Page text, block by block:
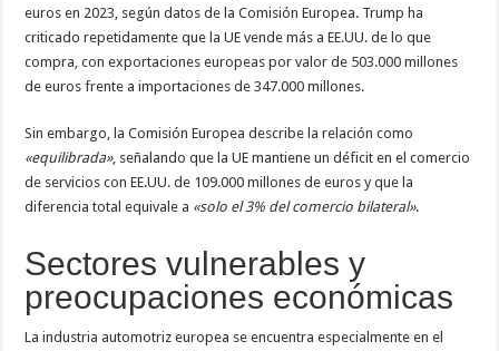
euros en 2023, según datos de la Comisión Europea. Trump ha
criticado repetidamente que la UE vende más a EE.UU. de lo que
compra, con exportaciones europeas por valor de 503.000 millones
de euros frente a importaciones de 347.000 millones.
Sin embargo, la Comisión Europea describe la relación como
«equilibrada», señalando que la UE mantiene un déficit en el comercio
de servicios con EE.UU. de 109.000 millones de euros y que la
diferencia total equivale a «solo el 3% del comercio bilateral».
Sectores vulnerables y
preocupaciones económicas
La industria automotriz europea se encuentra especialmente en el